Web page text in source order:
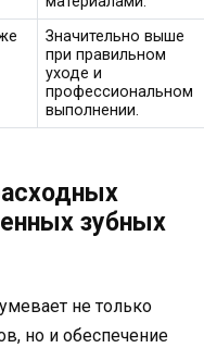
Значительно выше
при правильном
уходе и
профессиональном
выполнении.
зубных
не только
но и обеспечение